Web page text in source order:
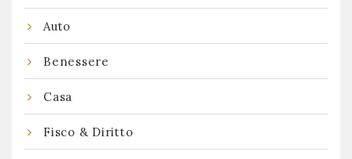
Auto
Benessere
Casa
Fisco & Diritto